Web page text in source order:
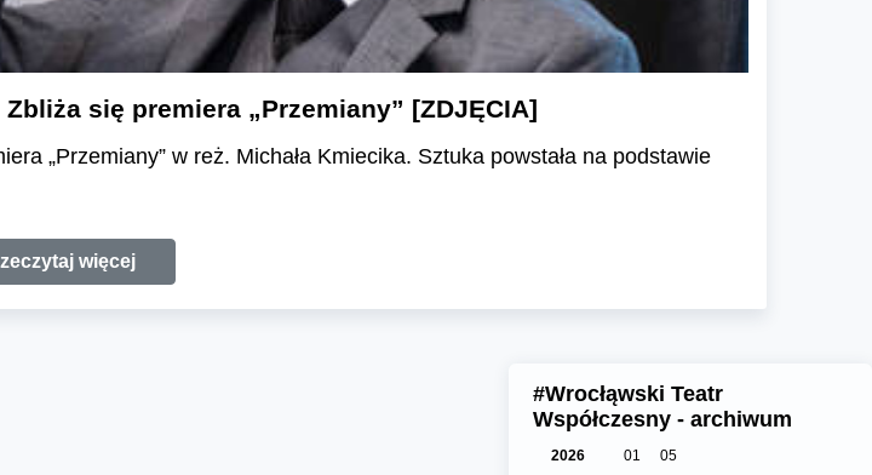
się premiera „Przemiany” [ZDJĘCIA]
„Przemiany” w reż. Michała Kmiecika. Sztuka powstała na podstawie
więcej
#Wrocłąwski Teatr
Współczesny - archiwum
2026 01
05